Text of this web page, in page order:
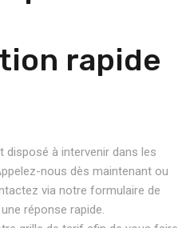
rapide
disposé à intervenir dans les
nous dès maintenant ou
via notre formulaire de
réponse rapide.